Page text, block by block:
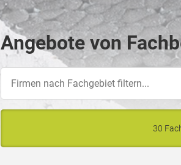
Angebote von
30